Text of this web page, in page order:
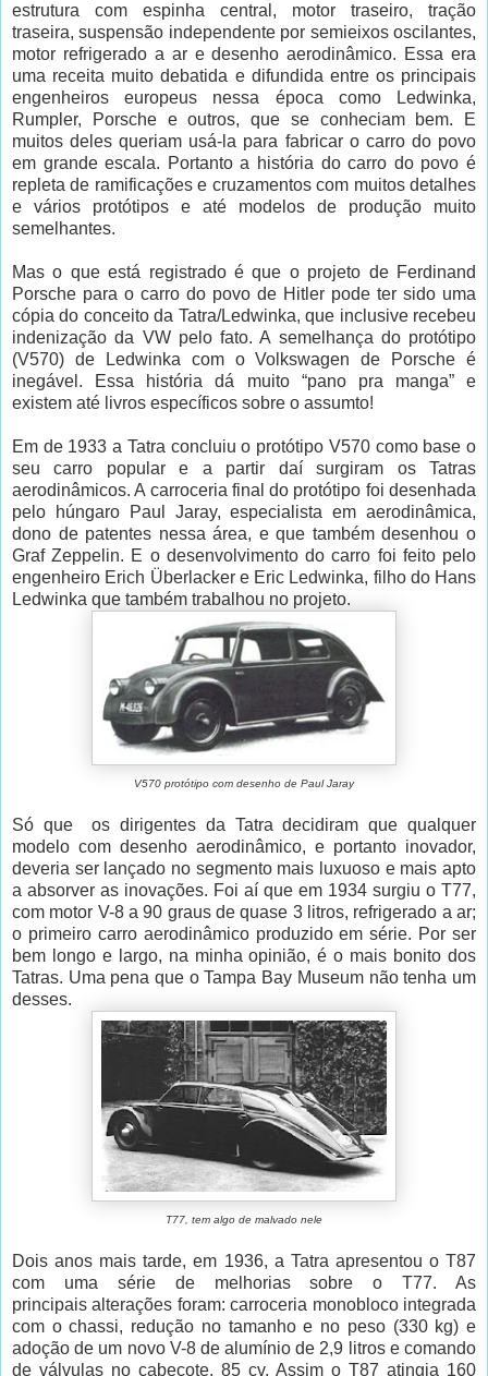
estrutura com espinha central, motor traseiro, tração
traseira, suspensão independente por semieixos oscilantes,
motor refrigerado a ar e desenho aerodinâmico. Essa era
uma receita muito debatida e difundida entre os principais
engenheiros europeus nessa época como Ledwinka,
Rumpler, Porsche e outros, que se conheciam bem. E
muitos deles queriam usá-la para fabricar o carro do povo
em grande escala. Portanto a história do carro do povo é
repleta de ramificações e cruzamentos com muitos detalhes
e vários protótipos e até modelos de produção muito
semelhantes.
Mas o que está registrado é que o projeto de Ferdinand
Porsche para o carro do povo de Hitler pode ter sido uma
cópia do conceito da Tatra/Ledwinka, que inclusive recebeu
indenização da VW pelo fato. A semelhança do protótipo
(V570) de Ledwinka com o Volkswagen de Porsche é
inegável. Essa história dá muito “pano pra manga” e
existem até livros específicos sobre o assumto!
Em de 1933 a Tatra concluiu o protótipo V570 como base o
seu carro popular e a partir daí surgiram os Tatras
aerodinâmicos. A carroceria final do protótipo foi desenhada
pelo húngaro Paul Jaray, especialista em aerodinâmica,
dono de patentes nessa área, e que também desenhou o
Graf Zeppelin. E o desenvolvimento do carro foi feito pelo
engenheiro Erich Überlacker e Eric Ledwinka, filho do Hans
Ledwinka que também trabalhou no projeto.
V570 protótipo com desenho de Paul Jaray
Só que os dirigentes da Tatra decidiram que qualquer
modelo com desenho aerodinâmico, e portanto inovador,
deveria ser lançado no segmento mais luxuoso e mais apto
a absorver as inovações. Foi aí que em 1934 surgiu o T77,
com motor V-8 a 90 graus de quase 3 litros, refrigerado a ar;
o primeiro carro aerodinâmico produzido em série. Por ser
bem longo e largo, na minha opinião, é o mais bonito dos
Tatras. Uma pena que o Tampa Bay Museum não tenha um
desses.
T77, tem algo de malvado nele
Dois anos mais tarde, em 1936, a Tatra apresentou o T87
com uma série de melhorias sobre o T77. As
principais alterações foram: carroceria monobloco integrada
com o chassi, redução no tamanho e no peso (330 kg) e
adoção de um novo V-8 de alumínio de 2,9 litros e comando
de válvulas no cabeçote, 85 cv. Assim o T87 atingia 160